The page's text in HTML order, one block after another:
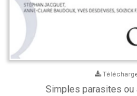
Simples parasites ou